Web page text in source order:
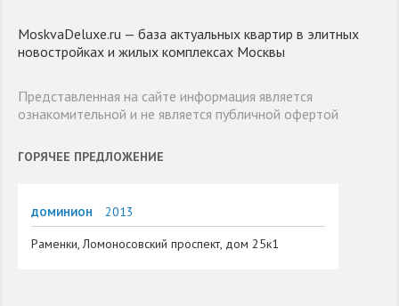
MoskvaDeluxe.ru — база актуальных квартир в элитных
новостройках и жилых комплексах Москвы
Представленная на сайте информация является
ознакомительной и не является публичной офертой
ГОРЯЧЕЕ ПРЕДЛОЖЕНИЕ
ДОМИНИОН
2013
Раменки, Ломоносовский проспект, дом 25к1